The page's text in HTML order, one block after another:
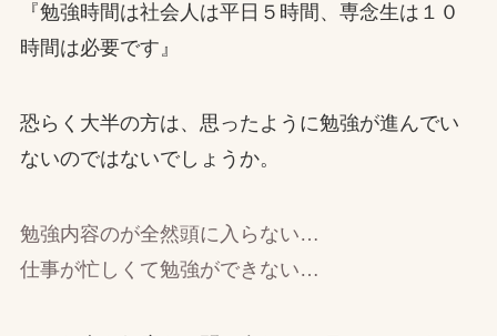
『勉強時間は社会人は平日５時間、専念生は１０
時間は必要です』
恐らく大半の方は、思ったように勉強が進んでい
ないのではないでしょうか。
勉強内容のが全然頭に入らない…
仕事が忙しくて勉強ができない…